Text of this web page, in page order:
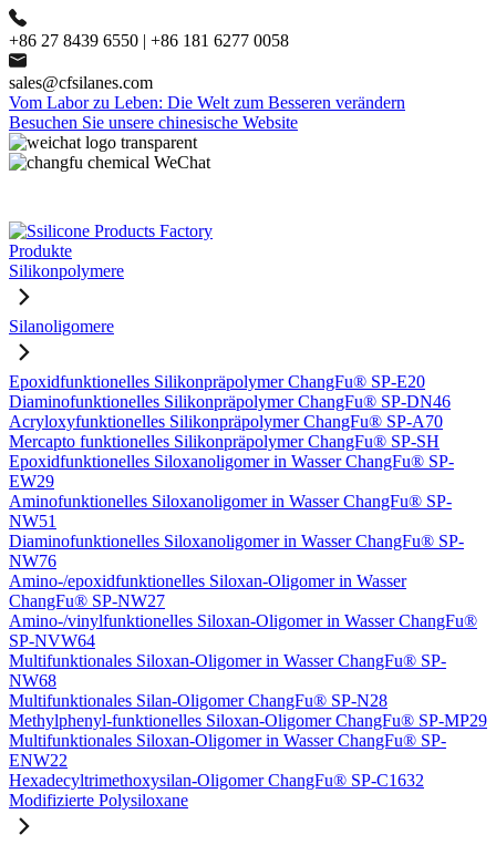
+86 27 8439 6550 | +86 181 6277 0058
sales@cfsilanes.com
Vom Labor zu Leben: Die Welt zum Besseren verändern
Besuchen Sie unsere chinesische Website
Produkte
Silikonpolymere
Silanoligomere
Epoxidfunktionelles Silikonpräpolymer ChangFu® SP-E20
Diaminofunktionelles Silikonpräpolymer ChangFu® SP-DN46
Acryloxyfunktionelles Silikonpräpolymer ChangFu® SP-A70
Mercapto funktionelles Silikonpräpolymer ChangFu® SP-SH
Epoxidfunktionelles Siloxanoligomer in Wasser ChangFu® SP-
EW29
Aminofunktionelles Siloxanoligomer in Wasser ChangFu® SP-
NW51
Diaminofunktionelles Siloxanoligomer in Wasser ChangFu® SP-
NW76
Amino-/epoxidfunktionelles Siloxan-Oligomer in Wasser
ChangFu® SP-NW27
Amino-/vinylfunktionelles Siloxan-Oligomer in Wasser ChangFu®
SP-NVW64
Multifunktionales Siloxan-Oligomer in Wasser ChangFu® SP-
NW68
Multifunktionales Silan-Oligomer ChangFu® SP-N28
Methylphenyl-funktionelles Siloxan-Oligomer ChangFu® SP-MP29
Multifunktionales Siloxan-Oligomer in Wasser ChangFu® SP-
ENW22
Hexadecyltrimethoxysilan-Oligomer ChangFu® SP-C1632
Modifizierte Polysiloxane